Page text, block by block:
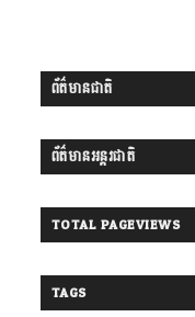
ព័ត៌មានជាតិ
ព័ត៌មានអន្តរជាតិ
TOTAL PAGEVIEWS
TAGS